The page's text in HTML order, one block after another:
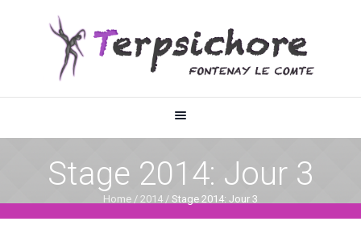
Stage 2014: Jour 3
Home / 2014 / Stage 2014: Jour 3